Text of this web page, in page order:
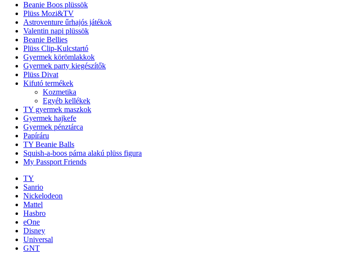
Beanie Boos plüssök
Plüss Mozi&TV
Astroventure űrhajós játékok
Valentin napi plüssök
Beanie Bellies
Plüss Clip-Kulcstartó
Gyermek körömlakkok
Gyermek party kiegészítők
Plüss Divat
Kifutó termékek
Kozmetika
Egyéb kellékek
TY gyermek maszkok
Gyermek hajkefe
Gyermek pénztárca
Papíráru
TY Beanie Balls
Squish-a-boos párna alakú plüss figura
My Passport Friends
TY
Sanrio
Nickelodeon
Mattel
Hasbro
eOne
Disney
Universal
GNT